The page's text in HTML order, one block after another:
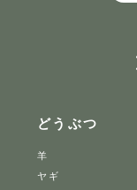
どうぶつ
羊
ヤギ